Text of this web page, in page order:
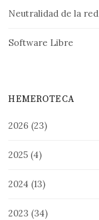
Neutralidad de la red
Software Libre
HEMEROTECA
2026 (23)
2025 (4)
2024 (13)
2023 (34)